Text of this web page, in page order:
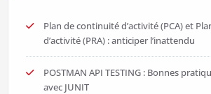
Plan de continuité d’activité (PCA) et
d’activité (PRA) : anticiper l’inattendu
POSTMAN API TESTING : Bonnes
avec JUNIT